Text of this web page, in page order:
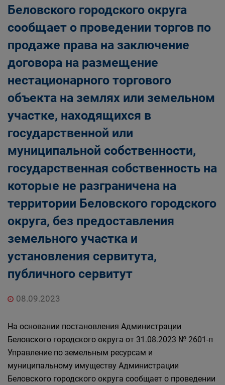
Структурные подразделения Администрации
Беловского городского округа
Управление по земельным ресурсам и
муниципальному имуществу Администрации
Беловского городского округа
Беловского городского округа
сообщает о проведении торгов по
продаже права на заключение
договора на размещение
нестационарного торгового
объекта на землях или земельном
участке, находящихся в
государственной или
муниципальной собственности,
государственная собственность на
которые не разграничена на
территории Беловского городского
округа, без предоставления
земельного участка и
установления сервитута,
публичного сервитут
08.09.2023
На основании постановления Администрации
Беловского городского округа от 31.08.2023 № 2601-п
Управление по земельным ресурсам и
муниципальному имуществу Администрации
Беловского городского округа сообщает о проведении